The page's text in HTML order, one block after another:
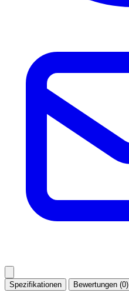
Spezifikationen Bewertungen (0)